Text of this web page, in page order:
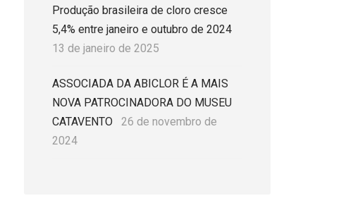
Produção brasileira de cloro cresce
5,4% entre janeiro e outubro de 2024
13 de janeiro de 2025
ASSOCIADA DA ABICLOR É A MAIS
NOVA PATROCINADORA DO MUSEU
CATAVENTO
26 de novembro de
2024